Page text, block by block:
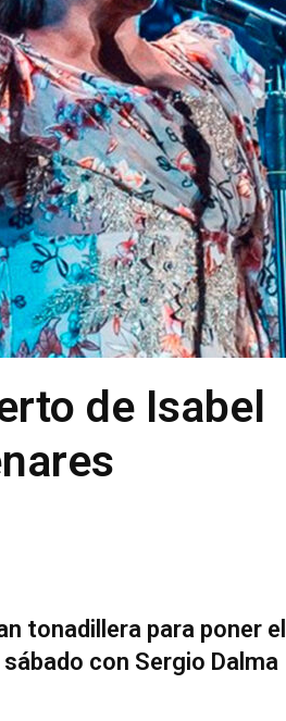
de Isabel
tonadillera para poner el
con Sergio Dalma